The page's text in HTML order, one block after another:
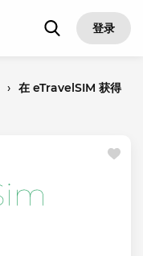
登录
› 在 eTravelSIM 获得